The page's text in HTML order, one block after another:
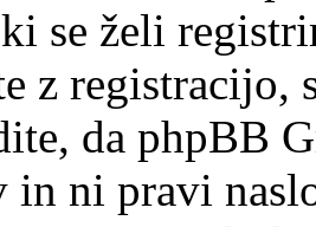
se želi
z registracijo,
da phpBB
in ni pravi